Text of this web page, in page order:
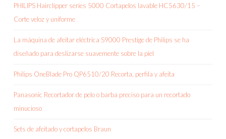
PHILIPS Hairclipper series 5000 Cortapelos lavable HC5630/15 –
Corte veloz y uniforme
La máquina de afeitar eléctrica S9000 Prestige de Philips se ha
diseñado para deslizarse suavemente sobre la piel
Philips OneBlade Pro QP6510/20 Recorta, perfila y afeita
Panasonic Recortador de pelo o barba preciso para un recortado
minucioso
Sets de afeitado y cortapelos Braun